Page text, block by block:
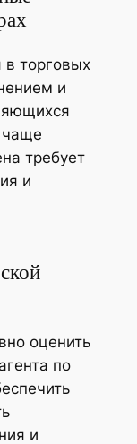
в торговых
и
чаще
требует
и
оценить
по
и